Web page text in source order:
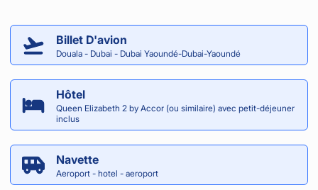
Billet D'avion
Douala - Dubai - Dubai Yaoundé-Dubai-Yaoundé
Hôtel
Queen Elizabeth 2 by Accor (ou similaire) avec petit-déjeuner
inclus
Navette
Aeroport - hotel - aeroport